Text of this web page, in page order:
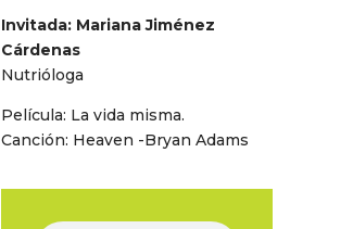
Invitada: Mariana Jiménez
Cárdenas
Nutrióloga
Película: La vida misma.
Canción: Heaven -Bryan Adams